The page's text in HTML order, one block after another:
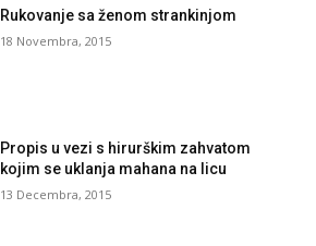
Rukovanje sa ženom strankinjom
18 Novembra, 2015
Propis u vezi s hirurškim zahvatom
kojim se uklanja mahana na licu
13 Decembra, 2015